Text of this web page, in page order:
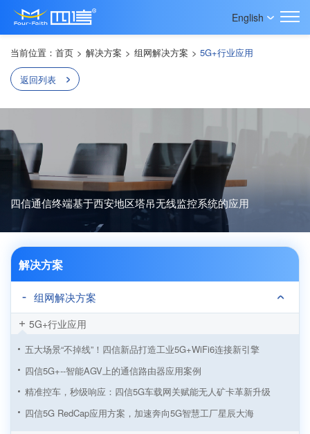
English
当前位置： 首页 > 解决方案 > 组网解决方案 > 5G+行业应用
返回列表
四信通信终端基于西安地区塔吊无线监控系统的应用
解决方案
组网解决方案
5G+行业应用
五大场景“不掉线”！四信新品打造工业5G+WiFi6连接新引擎
四信5G+--智能AGV上的通信路由器应用案例
精准控车，秒级响应：四信5G车载网关赋能无人矿卡革新升级
四信5G RedCap应用方案，加速奔向5G智慧工厂星辰大海